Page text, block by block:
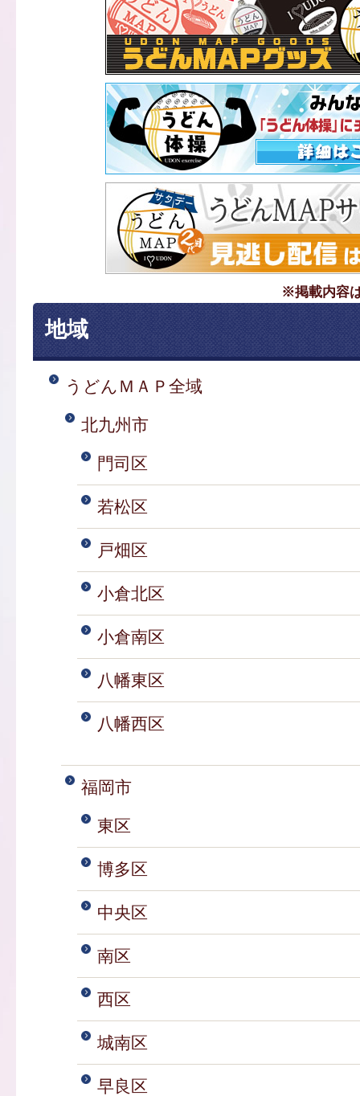
※掲載内容
地域
うどんＭＡＰ全域
北九州市
門司区
若松区
戸畑区
小倉北区
小倉南区
八幡東区
八幡西区
福岡市
東区
博多区
中央区
南区
西区
城南区
早良区